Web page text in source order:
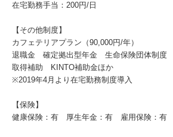
在宅勤務手当：200円/日
【その他制度】
カフェテリアプラン（90,000円/年）
退職金 確定拠出型年金 生命保険団体制
取得補助 KINTO補助金ほか
※2019年4月より在宅勤務制度導入
【保険】
健康保険：有 厚生年金：有 雇用保険：有